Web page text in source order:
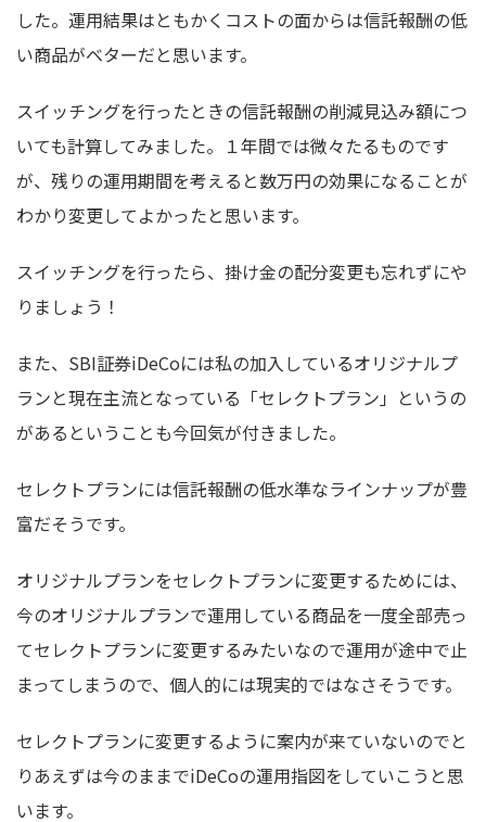
した。運用結果はともかくコストの面からは信託報酬の低
い商品がベターだと思います。
スイッチングを行ったときの信託報酬の削減見込み額につ
いても計算してみました。１年間では微々たるものです
が、残りの運用期間を考えると数万円の効果になることが
わかり変更してよかったと思います。
スイッチングを行ったら、掛け金の配分変更も忘れずにや
りましょう！
また、SBI証券iDeCoには私の加入しているオリジナルプ
ランと現在主流となっている「セレクトプラン」というの
があるということも今回気が付きました。
セレクトプランには信託報酬の低水準なラインナップが豊
富だそうです。
オリジナルプランをセレクトプランに変更するためには、
今のオリジナルプランで運用している商品を一度全部売っ
てセレクトプランに変更するみたいなので運用が途中で止
まってしまうので、個人的には現実的ではなさそうです。
セレクトプランに変更するように案内が来ていないのでと
りあえずは今のままでiDeCoの運用指図をしていこうと思
います。